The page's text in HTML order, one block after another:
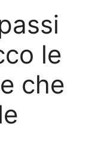
le
che